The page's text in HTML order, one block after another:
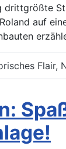
auf